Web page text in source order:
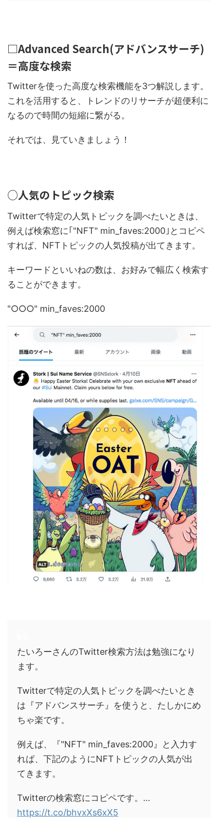
□Advanced Search(アドバンスサーチ)
＝高度な検索
Twitterを使った高度な検索機能を3つ解説します。
これを活用すると、トレンドのリサーチが超便利に
なるので時間の短縮に繋がる。
それでは、見ていきましょう！
○人気のトピック検索
Twitterで特定の人気トピックを調べたいときは、
例えば検索窓に｢"NFT" min_faves:2000｣とコピペ
すれば、NFTトピックの人気投稿が出てきます。
キーワードといいねの数は、お好みで幅広く検索す
ることができます。
"○○○" min_faves:2000
たいろーさんのTwitter検索方法は勉強になり
ます。
Twitterで特定の人気トピックを調べたいとき
は『アドバンスサーチ』を使うと、たしかにめ
ちゃ楽です。
例えば、『"NFT" min_faves:2000』と入力す
れば、下記のようにNFTトピックの人気が出
てきます。
Twitterの検索窓にコピペです。…
https://t.co/bhvxXs6xX5